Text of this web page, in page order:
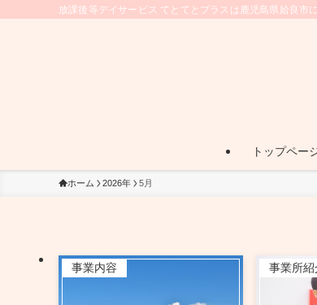
放課後等デイサービス てとてとプラスは鹿児島県姶良市
トップペー
ホーム 2026年 5月
事業内容 事業所紹